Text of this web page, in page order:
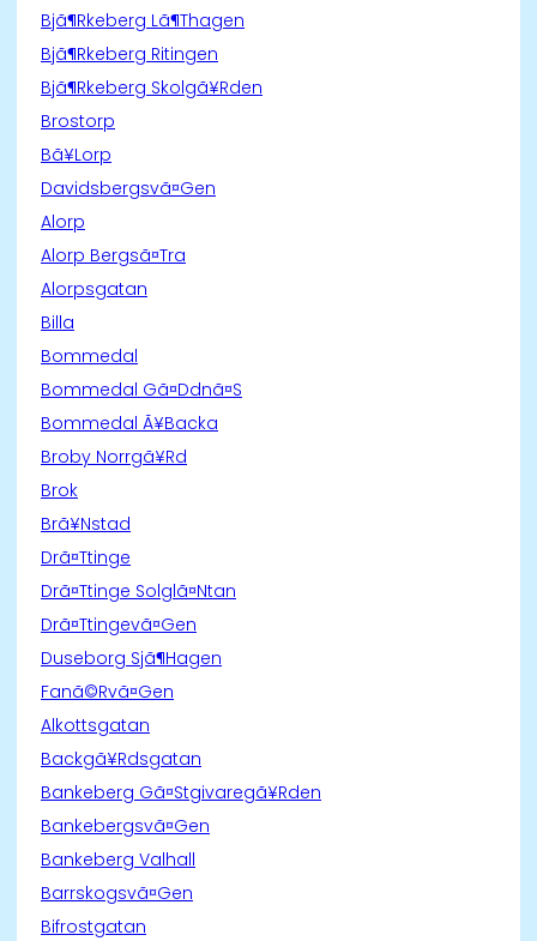
Bjã¶Rkeberg Lã¶Thagen
Bjã¶Rkeberg Ritingen
Bjã¶Rkeberg Skolgã¥Rden
Brostorp
Bã¥Lorp
Davidsbergsvã¤Gen
Alorp
Alorp Bergsã¤Tra
Alorpsgatan
Billa
Bommedal
Bommedal Gã¤Ddnã¤S
Bommedal Ã¥Backa
Broby Norrgã¥Rd
Brok
Brã¥Nstad
Drã¤Ttinge
Drã¤Ttinge Solglã¤Ntan
Drã¤Ttingevã¤Gen
Duseborg Sjã¶Hagen
Fanã©Rvã¤Gen
Alkottsgatan
Backgã¥Rdsgatan
Bankeberg Gã¤Stgivaregã¥Rden
Bankebergsvã¤Gen
Bankeberg Valhall
Barrskogsvã¤Gen
Bifrostgatan